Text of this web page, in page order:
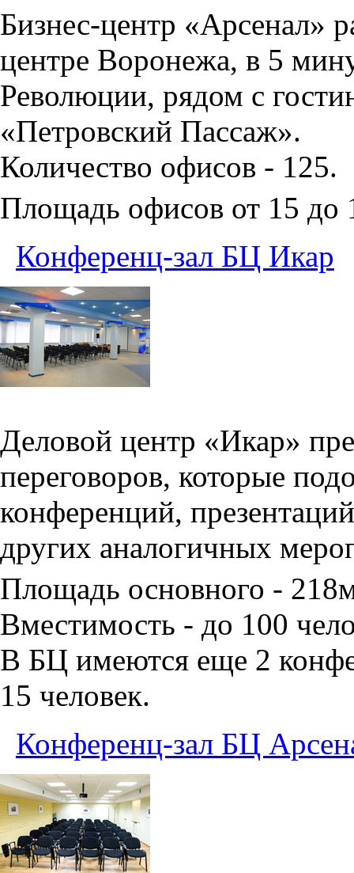
Бизнес-центр «Арсенал»
центре Воронежа, в 5
Революции, рядом с
«Петровский Пассаж».
Количество офисов - 125.
Площадь офисов от 15 до
Конференц-зал БЦ Икар
Деловой центр «Икар»
переговоров, которые
конференций,
других аналогичных
Площадь основного -
Вместимость - до 100
В БЦ имеются еще 2
15 человек.
Конференц-зал БЦ